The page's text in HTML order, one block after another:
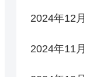
2024年12月
2024年11月